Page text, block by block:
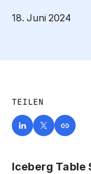
18. Juni 2024
TEILEN
Iceberg Table